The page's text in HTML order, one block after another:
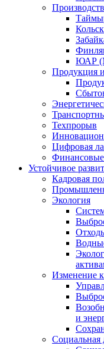
ЮАР
Продукция
Техпрорыв
Цифровая
Устойчивое
Кадровая
Экология
Изменение
и
Социальная